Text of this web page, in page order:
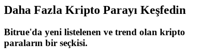
Daha Fazla Kripto Parayı Keşfedin
Bitrue'da yeni listelenen ve trend olan kripto
paraların bir seçkisi.